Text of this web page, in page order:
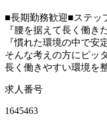
■長期勤務歓迎■ステッ
『腰を据えて長く働き
『慣れた環境の中で安
そんな考えの方にピッ
長く働きやすい環境を
求人番号
1645463